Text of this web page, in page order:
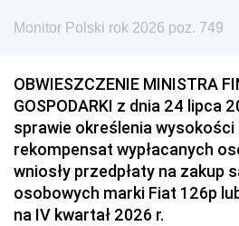
Monitor Polski rok 2026 poz. 749
OBWIESZCZENIE MINISTRA
GOSPODARKI z dnia 24 lipca
sprawie określenia wysokości
rekompensat wypłacanych
wniosły przedpłaty na zakup
osobowych marki Fiat 126p
na IV kwartał 2026 r.